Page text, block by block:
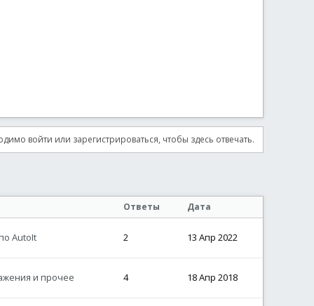
войти или зарегистрироваться, чтобы здесь отвечать.
Ответы Дата
AutoIt 2 13 Апр 2022
и прочее 4 18 Апр 2018